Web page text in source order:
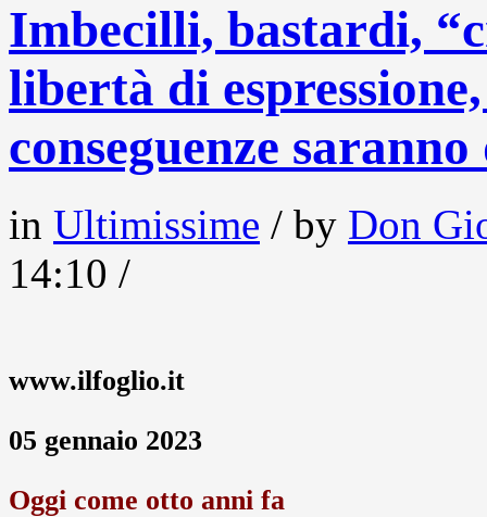
Imbecilli, bastardi,
libertà di
conseguenze
in Ultimissime / by Don
14:10 /
www.ilfoglio.it
05 gennaio 2023
Oggi come otto anni fa